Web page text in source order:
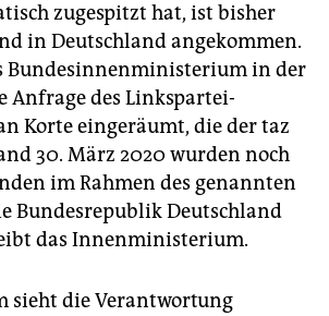
zugespitzt hat, ist bisher
in Deutschland angekommen.
Bundesinnenministerium in der
Anfrage des Linkspartei-
Korte eingeräumt, die der taz
30. März 2020 wurden noch
im Rahmen des genannten
Bundesrepublik Deutschland
das Innenministerium.
sieht die Verantwortung